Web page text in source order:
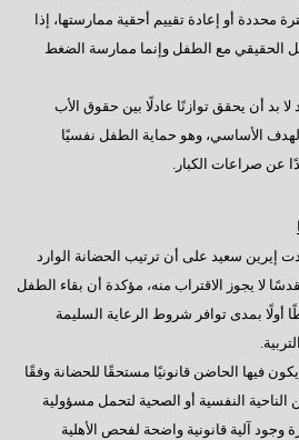
محددة أو إعادة تقييم أحقية ممارستها، إذا
الحقيقي مع الطفل وإنما ممارسة الضغط
لا بد أن يحقق توازنًا عادلًا بين حقوق الأب
الأساسي، وهو حماية الطفل نفسيًا
عن صراعات الكبار.
إيرين سعيد على أن ترتيب الحضانة الوارد
لا يجوز الاقتراب منه، مؤكدة أن بقاء الطفل
بمدى توافر شروط الرعاية السليمة
فيها الحاضن قانونيًا مستحقًا للحضانة وفقًا
الناحية النفسية أو الصحية لتحمل مسؤولية
آلية قانونية واضحة لفحص الأهلية